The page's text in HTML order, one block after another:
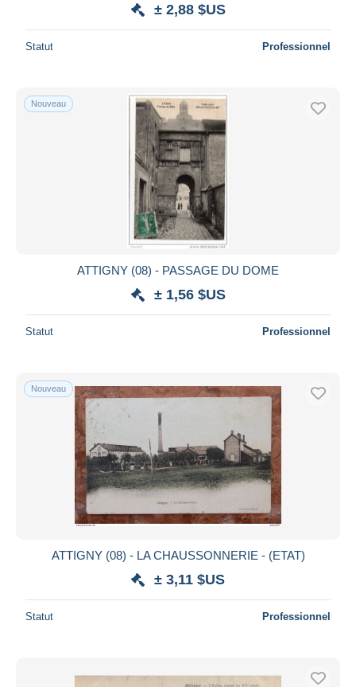
± 2,88 $US
Statut Professionnel
Nouveau
ATTIGNY (08) - PASSAGE DU DOME
± 1,56 $US
Statut Professionnel
Nouveau
ATTIGNY (08) - LA CHAUSSONNERIE - (ETAT)
± 3,11 $US
Statut Professionnel